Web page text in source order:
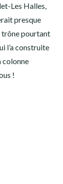
Les Halles,
presque
trône pourtant
l’a construite
colonne
!